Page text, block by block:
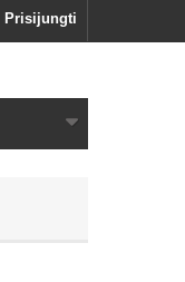
Prisijungti